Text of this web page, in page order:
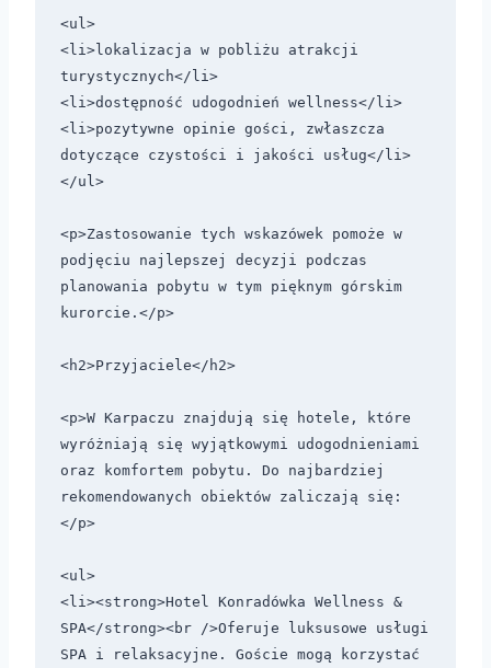
<ul>
<li>lokalizacja w pobliżu atrakcji
turystycznych</li>
<li>dostępność udogodnień wellness</li>
<li>pozytywne opinie gości, zwłaszcza
dotyczące czystości i jakości usług</li>
</ul>
<p>Zastosowanie tych wskazówek pomoże w
podjęciu najlepszej decyzji podczas
planowania pobytu w tym pięknym górskim
kurorcie.</p>
<h2>Przyjaciele</h2>
<p>W Karpaczu znajdują się hotele, które
wyróżniają się wyjątkowymi udogodnieniami
oraz komfortem pobytu. Do najbardziej
rekomendowanych obiektów zaliczają się:
</p>
<ul>
<li><strong>Hotel Konradówka Wellness &
SPA</strong><br />Oferuje luksusowe usługi
SPA i relaksacyjne. Goście mogą korzystać